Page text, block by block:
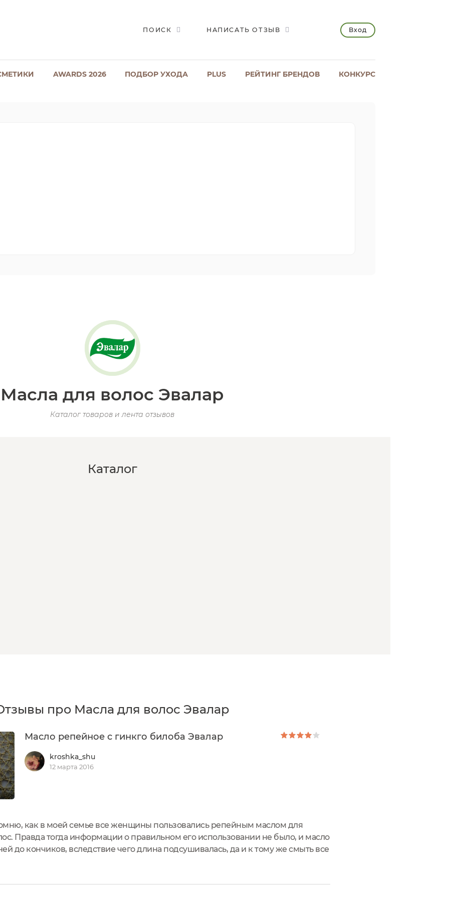
ПОИСК НАПИСАТЬ ОТЗЫВ Вход
AWARDS 2026 ПОДБОР УХОДА PLUS РЕЙТИНГ БРЕНДОВ КОНКУРС
Масла для волос Эвалар
Каталог товаров и лента отзывов
Каталог
про Масла для волос Эвалар
Масло репейное с гинкго билоба Эвалар
kroshka_shu
12 марта 2016
как в моей семье все женщины пользовались репейным маслом для
Правда тогда информации о правильном его использовании не было, и масло
до кончиков, вследствие чего длина подсушивалась, да и к тому же смыть все